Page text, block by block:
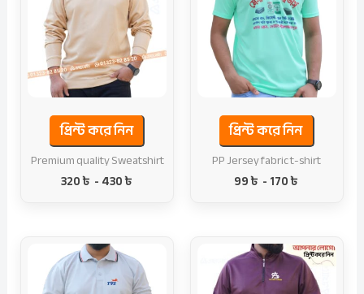
প্রিন্ট করে নিন
Premium quality Sweatshirt
320৳ -430৳
প্রিন্ট করে নিন
PP Jersey fabric t-shirt
99৳ -170৳